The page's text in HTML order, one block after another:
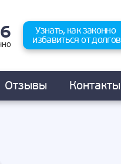
Узнать, как законно
избавиться от долгов
Отзывы Контакты